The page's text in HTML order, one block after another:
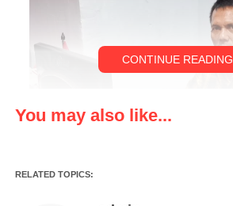
CONTINUE READING
You may also like...
RELATED TOPICS: